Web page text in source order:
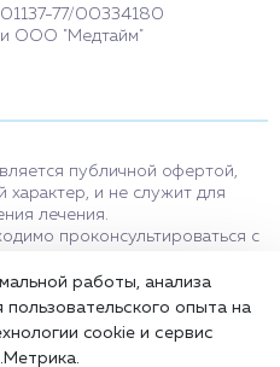
77/00334180
ООО "Медтайм"
публичной офертой,
характер, и не служит для
лечения.
проконсультироваться с
исключительно
являются медицинскими
на использование cookies.
работы, анализа
опыта на
cookie и сервис